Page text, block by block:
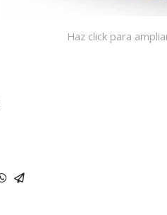
Haz click para